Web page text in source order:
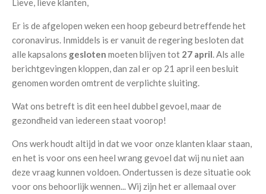
Lieve, lieve klanten,
Er is de afgelopen weken een hoop gebeurd betreffende het
coronavirus. Inmiddels is er vanuit de regering besloten dat
alle kapsalons gesloten moeten blijven tot 27 april.Als alle
berichtgevingen kloppen, dan zal er op 21 april een besluit
genomen worden omtrent de verplichte sluiting.
Wat ons betreft is dit een heel dubbel gevoel,maar de
gezondheid van iedereen staat voorop!
Ons werk houdt altijd in dat we voor onze klanten klaar staan,
en het is voor ons een heel wrang gevoel dat wij nu niet aan
deze vraag kunnen voldoen. Ondertussen is deze situatie ook
voor ons behoorlijk wennen... Wij zijn het er allemaal over